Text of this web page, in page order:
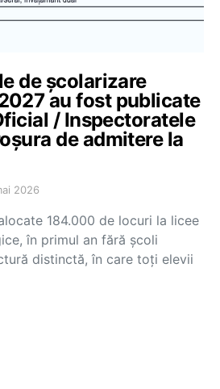
de școlarizare
au fost publicate
/ Inspectoratele
de admitere la
2026
184.000 de locuri la licee
în primul an fără școli
distinctă, în care toți elevii